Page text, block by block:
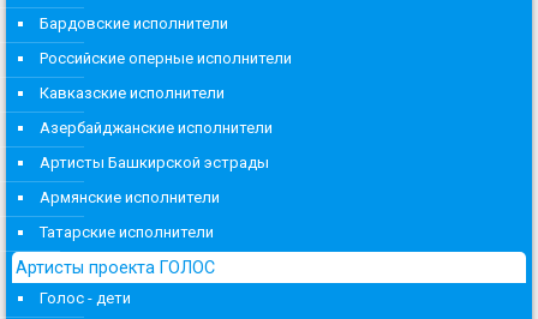
Бардовские исполнители
Российские оперные исполнители
Кавказские исполнители
Азербайджанские исполнители
Артисты Башкирской эстрады
Армянские исполнители
Татарские исполнители
Артисты проекта ГОЛОС
Голос - дети